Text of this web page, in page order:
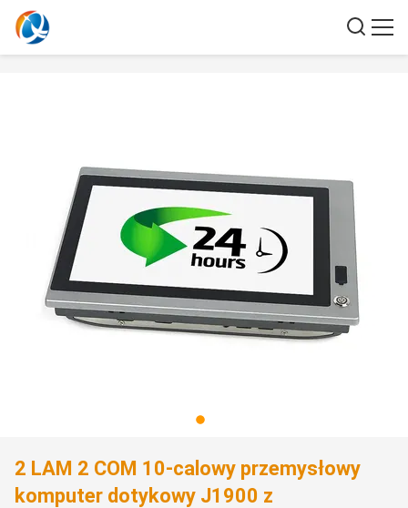
2 LAM 2 COM 10-calowy przemysłowy
komputer dotykowy J1900 z